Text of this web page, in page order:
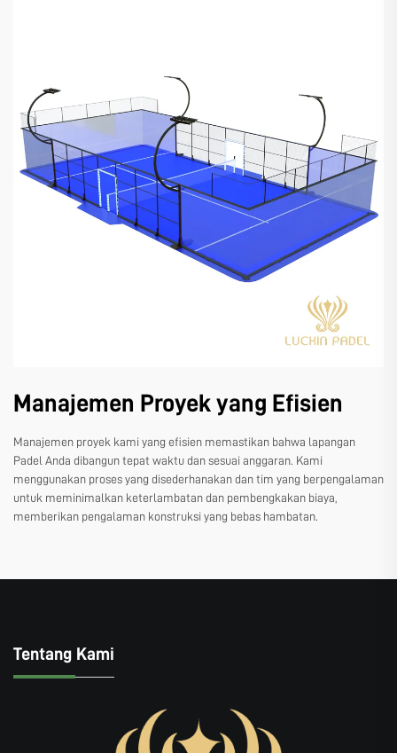
Manajemen Proyek yang Efisien
Manajemen proyek kami yang efisien memastikan bahwa lapangan
Padel Anda dibangun tepat waktu dan sesuai anggaran. Kami
menggunakan proses yang disederhanakan dan tim yang berpengalaman
untuk meminimalkan keterlambatan dan pembengkakan biaya,
memberikan pengalaman konstruksi yang bebas hambatan.
Tentang Kami